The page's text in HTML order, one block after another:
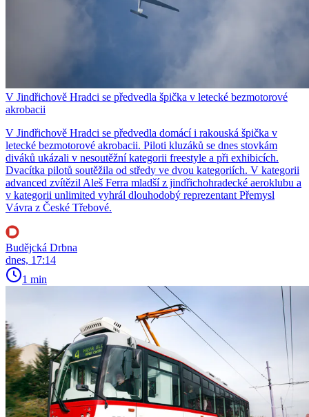
V Jindřichově Hradci se předvedla špička v letecké bezmotorové
akrobacii
V Jindřichově Hradci se předvedla domácí i rakouská špička v
letecké bezmotorové akrobacii. Piloti kluzáků se dnes stovkám
diváků ukázali v nesoutěžní kategorii freestyle a při exhibicích.
Dvacítka pilotů soutěžila od středy ve dvou kategoriích. V kategorii
advanced zvítězil Aleš Ferra mladší z jindřichohradecké aeroklubu a
v kategorii unlimited vyhrál dlouhodobý reprezentant Přemysl
Vávra z České Třebové.
Budějcká Drbna
dnes, 17:14
1 min